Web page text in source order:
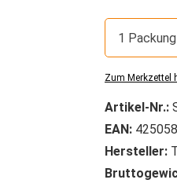
1 Packung
Zum Merkzettel
Artikel-Nr.:
EAN:
Hersteller: